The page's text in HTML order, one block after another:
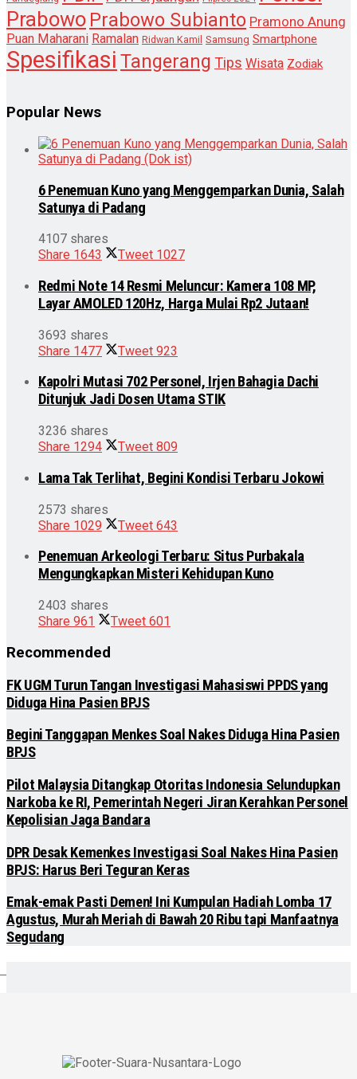
Prabowo Prabowo Subianto Pramono Anung
Puan Maharani Ramalan Ridwan Kamil Samsung Smartphone
Spesifikasi Tangerang Tips Wisata Zodiak
Popular News
6 Penemuan Kuno yang Menggemparkan Dunia, Salah
Satunya di Padang
4107 shares
Share 1643 Tweet 1027
Redmi Note 14 Resmi Meluncur: Kamera 108 MP,
Layar AMOLED 120Hz, Harga Mulai Rp2 Jutaan!
3693 shares
Share 1477 Tweet 923
Kapolri Mutasi 702 Personel, Irjen Bahagia Dachi
Ditunjuk Jadi Dosen Utama STIK
3236 shares
Share 1294 Tweet 809
Lama Tak Terlihat, Begini Kondisi Terbaru Jokowi
2573 shares
Share 1029 Tweet 643
Penemuan Arkeologi Terbaru: Situs Purbakala
Mengungkapkan Misteri Kehidupan Kuno
2403 shares
Share 961 Tweet 601
Recommended
FK UGM Turun Tangan Investigasi Mahasiswi PPDS yang
Diduga Hina Pasien BPJS
Begini Tanggapan Menkes Soal Nakes Diduga Hina Pasien
BPJS
Pilot Malaysia Ditangkap Otoritas Indonesia Selundupkan
Narkoba ke RI, Pemerintah Negeri Jiran Kerahkan Personel
Kepolisian Jaga Bandara
DPR Desak Kemenkes Investigasi Soal Nakes Hina Pasien
BPJS: Harus Beri Teguran Keras
Emak-emak Pasti Demen! Ini Kumpulan Hadiah Lomba 17
Agustus, Murah Meriah di Bawah 20 Ribu tapi Manfaatnya
Segudang